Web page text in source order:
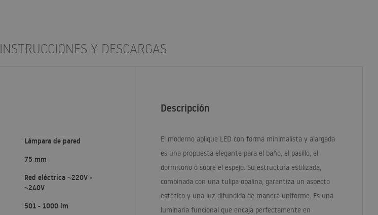
INSTRUCCIONES Y DESCARGAS
Lámpara de pared
75 mm
Red eléctrica ~220V -
~240V
501 - 1000 lm
Descripción
El moderno aplique LED con forma minimalista y alargada
es una propuesta elegante para el baño, el pasillo, el
dormitorio o sobre el espejo. Su estructura estilizada,
combinada con una tulipa opalina, garantiza un aspecto
estético y una luz difundida de manera uniforme. Es una
luminaria funcional que encaja perfectamente en